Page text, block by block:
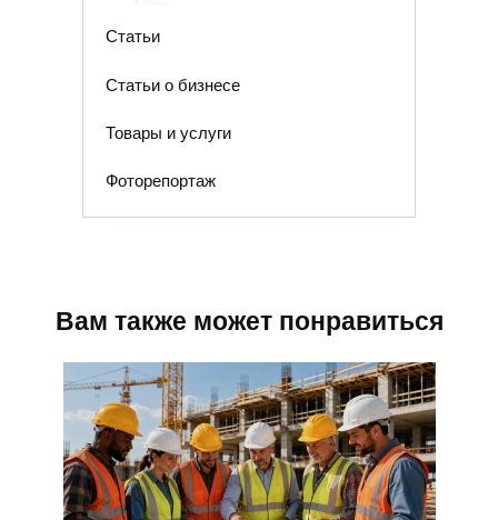
Статьи
Статьи о бизнесе
Товары и услуги
Фоторепортаж
Вам также может понравиться